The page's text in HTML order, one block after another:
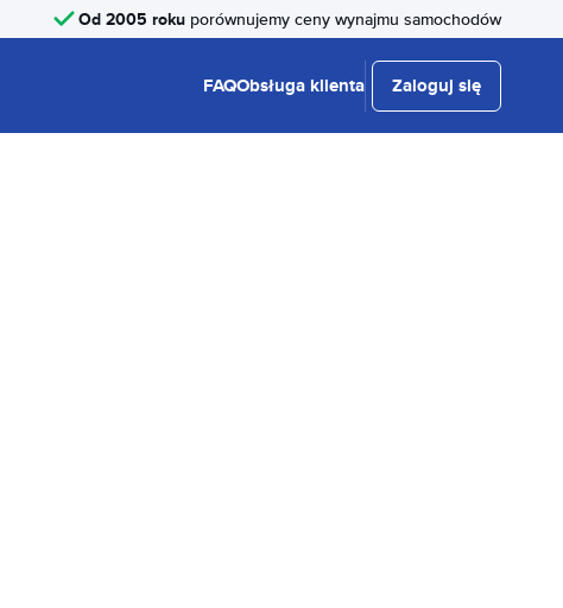
Od 2005 roku porównujemy ceny wynajmu samochodów
FAQObsługa klienta Zaloguj się